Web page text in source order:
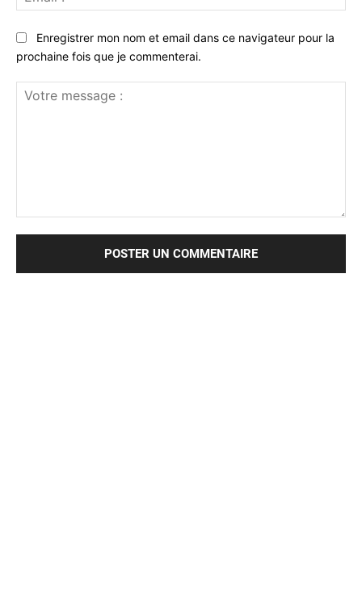
:*
Enregistrer mon nom et email dans ce navigateur pour la
prochaine fois que je commenterai.